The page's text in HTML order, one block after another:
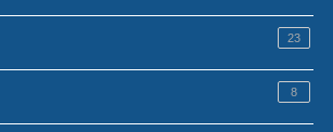
23
8